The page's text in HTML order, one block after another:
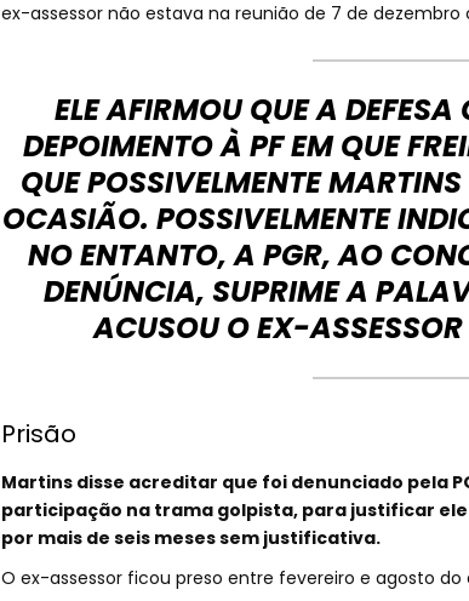
ex-assessor não estava na reunião de 7 de dezembro
ELE AFIRMOU QUE A
DEPOIMENTO À PF EM QUE
QUE POSSIVELMENTE
OCASIÃO. POSSIVELMENTE
NO ENTANTO, A PGR, AO
DENÚNCIA, SUPRIME A
ACUSOU O EX-
Prisão
Martins disse acreditar que foi denunciado pela
participação na trama golpista, para justificar
por mais de seis meses sem justificativa.
O ex-assessor ficou preso entre fevereiro e agosto do